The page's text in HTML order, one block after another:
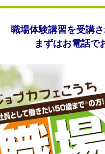
職場体験講習を受講
まずはお電話で